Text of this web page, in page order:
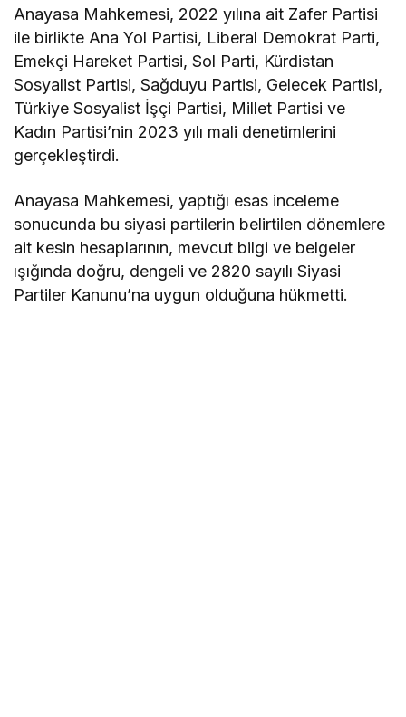
Anayasa Mahkemesi, 2022 yılına ait Zafer Partisi
ile birlikte Ana Yol Partisi, Liberal Demokrat Parti,
Emekçi Hareket Partisi, Sol Parti, Kürdistan
Sosyalist Partisi, Sağduyu Partisi, Gelecek Partisi,
Türkiye Sosyalist İşçi Partisi, Millet Partisi ve
Kadın Partisi’nin 2023 yılı mali denetimlerini
gerçekleştirdi.
Anayasa Mahkemesi, yaptığı esas inceleme
sonucunda bu siyasi partilerin belirtilen dönemlere
ait kesin hesaplarının, mevcut bilgi ve belgeler
ışığında doğru, dengeli ve 2820 sayılı Siyasi
Partiler Kanunu’na uygun olduğuna hükmetti.